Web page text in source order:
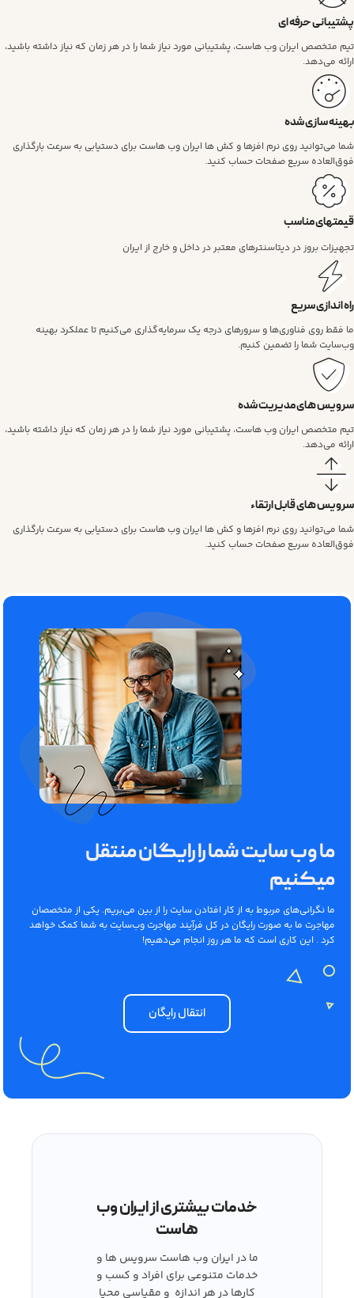
پشتیبانی حرفه ای
تیم متخصص ایران وب هاست، پشتیبانی مورد نیاز شما را در هر زمان که نیاز داشته باشید،
ارائه می‌دهد.
بهینه سازی شده
شما می‌توانید روی نرم افزها و کش ها ایران وب هاست برای دستیابی به سرعت بارگذاری
فوق‌العاده سریع صفحات حساب کنید.
قیمتهای مناسب
تجهیزات بروز در دیتاسنترهای معتبر در داخل و خارج از ایران
راه اندازی سریع
ما فقط روی فناوری‌ها و سرورهای درجه یک سرمایه‌گذاری می‌کنیم تا عملکرد بهینه
وب‌سایت شما را تضمین کنیم.
سرویس های مدیریت شده
تیم متخصص ایران وب هاست، پشتیبانی مورد نیاز شما را در هر زمان که نیاز داشته باشید،
ارائه می‌دهد.
سرویس های قابل ارتقاء
شما می‌توانید روی نرم افزها و کش ها ایران وب هاست برای دستیابی به سرعت بارگذاری
فوق‌العاده سریع صفحات حساب کنید.
ما وب سایت شما را رایگان منتقل
میکنیم
ما نگرانی‌های مربوط به از کار افتادن سایت را از بین می‌بریم. یکی از متخصصان
مهاجرت ما به صورت رایگان در کل فرآیند مهاجرت وب‌سایت به شما کمک خواهد
کرد . این کاری است که ما هر روز انجام می‌دهیم!
انتقال رایگان
خدمات بیشتری از ایران وب
هاست
ما در ایران وب هاست سرویس ها و
خدمات متنوعی برای افراد و کسب و
کارها در هر اندازه و مقیاسی محیا